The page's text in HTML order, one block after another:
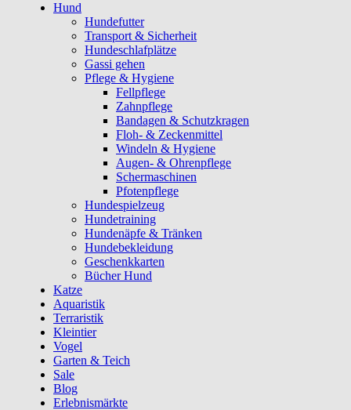
Hund
Hundefutter
Transport & Sicherheit
Hundeschlafplätze
Gassi gehen
Pflege & Hygiene
Fellpflege
Zahnpflege
Bandagen & Schutzkragen
Floh- & Zeckenmittel
Windeln & Hygiene
Augen- & Ohrenpflege
Schermaschinen
Pfotenpflege
Hundespielzeug
Hundetraining
Hundenäpfe & Tränken
Hundebekleidung
Geschenkkarten
Bücher Hund
Katze
Aquaristik
Terraristik
Kleintier
Vogel
Garten & Teich
Sale
Blog
Erlebnismärkte